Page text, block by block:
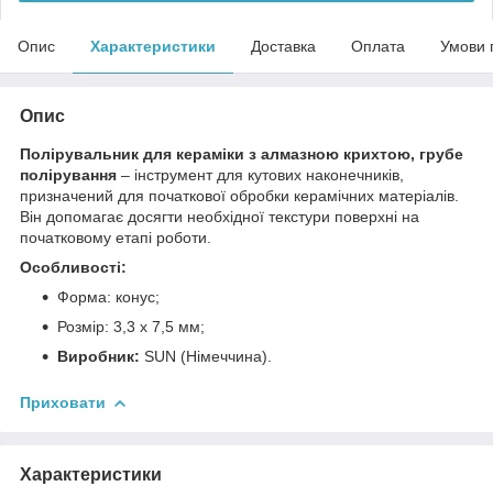
Опис Характеристики Доставка Оплата Умови
Опис
Полірувальник для кераміки з алмазною крихтою, грубе
полірування – інструмент для кутових наконечників,
призначений для початкової обробки керамічних матеріалів.
Він допомагає досягти необхідної текстури поверхні на
початковому етапі роботи.
Особливості:
Форма: конус;
Розмір: 3,3 х 7,5 мм;
Виробник: SUN (Німеччина).
Приховати
Характеристики